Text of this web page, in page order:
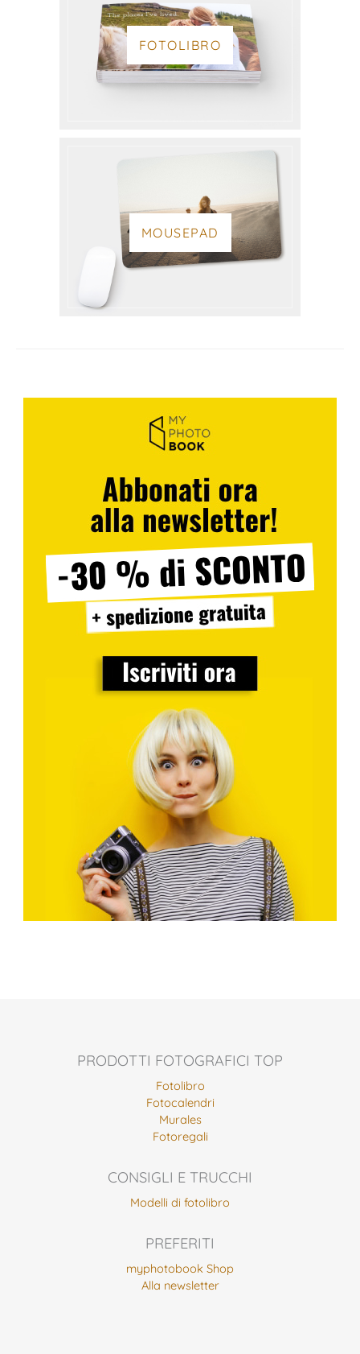
FOTOLIBRO
MOUSEPAD
PRODOTTI FOTOGRAFICI TOP
Fotolibro
Fotocalendri
Murales
Fotoregali
CONSIGLI E TRUCCHI
Modelli di fotolibro
PREFERITI
myphotobook Shop
Alla newsletter